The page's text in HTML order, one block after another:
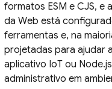
formatos ESM e CJS, e
da Web está
ferramentas e, na
projetadas para ajudar
aplicativo IoT ou
administrativo em